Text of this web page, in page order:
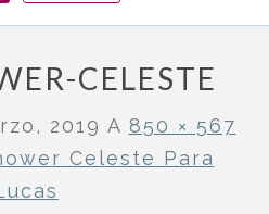
CELESTE
2019 A 850 × 567
Celeste Para